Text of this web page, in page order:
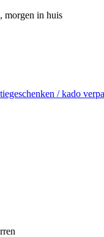
morgen in huis
/ kado